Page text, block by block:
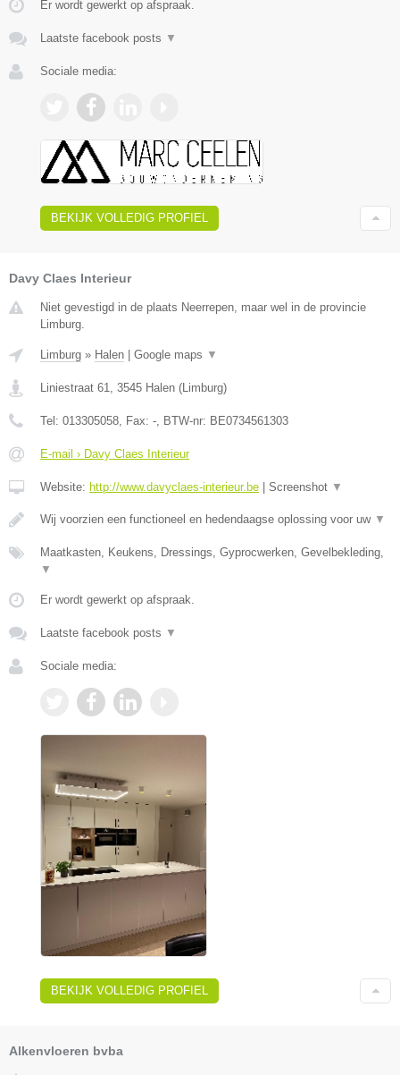
Er wordt gewerkt op afspraak.
Laatste facebook posts ▼
Sociale media:
BEKIJK VOLLEDIG PROFIEL
Davy Claes Interieur
Niet gevestigd in de plaats Neerrepen, maar wel in de provincie
Limburg.
Limburg » Halen | Google maps ▼
Liniestraat 61 3545 Halen (Limburg)
Tel: 013305058 , Fax: - , BTW-nr: BE0734561303
E-mail › Davy Claes Interieur
Website: http://www.davyclaes-interieur.be | Screenshot ▼
Wij voorzien een functioneel en hedendaagse oplossing voor uw ▼
Maatkasten, Keukens, Dressings, Gyprocwerken, Gevelbekleding,
▼
Er wordt gewerkt op afspraak.
Laatste facebook posts ▼
Sociale media:
BEKIJK VOLLEDIG PROFIEL
Alkenvloeren bvba